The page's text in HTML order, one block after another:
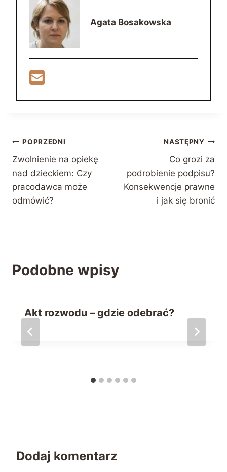
Agata Bosakowska
Nawigacja
wpisu
POPRZEDNI
Zwolnienie na opiekę
nad dzieckiem: Czy
pracodawca może
odmówić?
NASTĘPNY
Co grozi za
podrobienie podpisu?
Konsekwencje prawne
i jak się bronić
Podobne wpisy
Akt rozwodu – gdzie odebrać?
Dodaj komentarz